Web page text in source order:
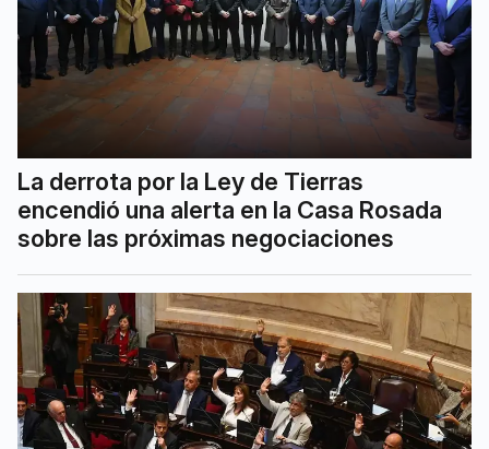
La derrota por la Ley de Tierras
encendió una alerta en la Casa Rosada
sobre las próximas negociaciones